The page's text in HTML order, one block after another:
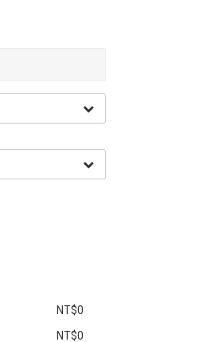
NT$0
NT$0